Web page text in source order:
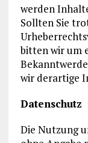
werden
Sollten Sie
bitten wir um
wir derartige
Datenschutz
Die Nutzung